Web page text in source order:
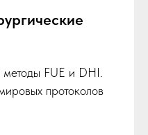
FUE и DHI.
протоколов